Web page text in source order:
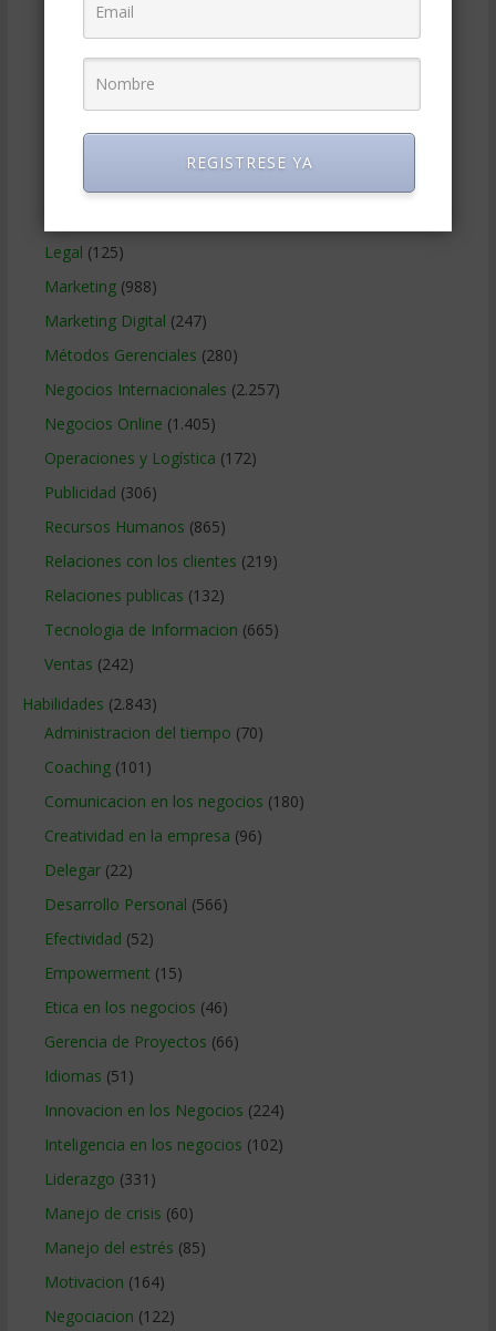
Ciencias Económicas
Educacion Gerencial
Estrategia Empresarial(304)
Gerencia social y ambiental
Legal (125)
Marketing(988)
Marketing Digital (247)
Métodos Gerenciales (280)
Negocios Internacionales (2.257)
Negocios Online (1.405)
Operaciones y Logística (172)
Publicidad (306)
Recursos Humanos (865)
Relaciones con los clientes (219)
Relaciones publicas (132)
Tecnologia de Informacion (665)
Ventas (242)
Habilidades (2.843)
Administracion del tiempo (70)
Coaching(101)
Comunicacion en los negocios (180)
Creatividad en la empresa (96)
Delegar(22)
Desarrollo Personal (566)
Efectividad (52)
Empowerment (15)
Etica en los negocios (46)
Gerencia de Proyectos (66)
Idiomas (51)
Innovacion en los Negocios (224)
Inteligencia en los negocios (102)
Liderazgo (331)
Manejo de crisis (60)
Manejo del estrés (85)
Motivacion (164)
Negociacion (122)
REGISTRESE YA